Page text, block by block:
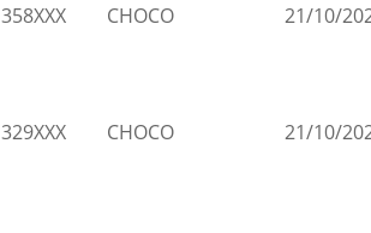
358XXX CHOCO 21/10/
329XXX CHOCO 21/10/